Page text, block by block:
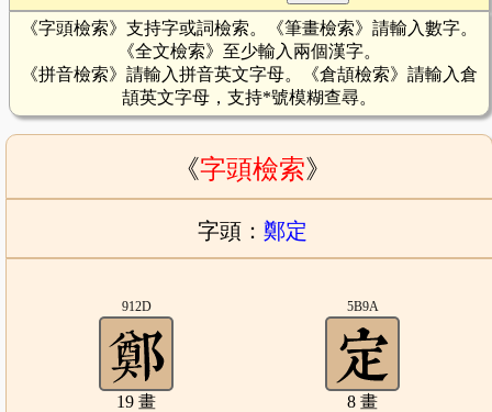
《字頭檢索》支持字或詞檢索。《筆畫檢索》請輸入數字。
《全文檢索》至少輸入兩個漢字。
《拼音檢索》請輸入拼音英文字母。《倉頡檢索》請輸入倉
頡英文字母，支持*號模糊查尋。
《字頭檢索》
字頭： 鄭定
912D
19 畫
5B9A
8 畫